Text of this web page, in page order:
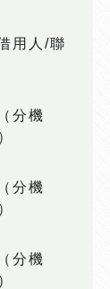
用人/聯
分機
分機
分機